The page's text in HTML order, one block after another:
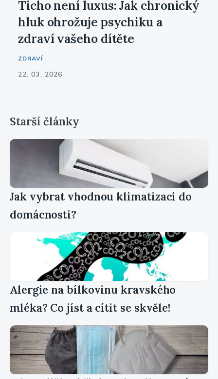
Ticho není luxus: Jak chronický
hluk ohrožuje psychiku a
zdraví vašeho dítěte
ZDRAVÍ
22. 03. 2026
Starší články
Jak vybrat vhodnou klimatizaci do
domácnosti?
Alergie na bílkovinu kravského
mléka? Co jíst a cítit se skvěle!